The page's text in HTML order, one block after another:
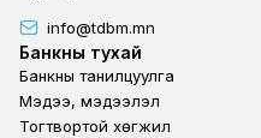
info@tdbm.mn
Footer
Банкны тухай
Банкны танилцуулга
Мэдээ, мэдээлэл
Тогтвортой хөгжил